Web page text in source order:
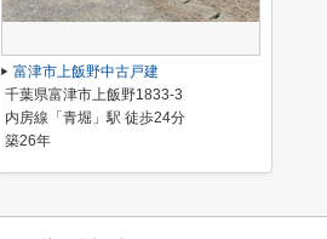
富津市上飯野中古戸建
千葉県富津市上飯野1833-3
内房線「青堀」駅 徒歩24分
築26年